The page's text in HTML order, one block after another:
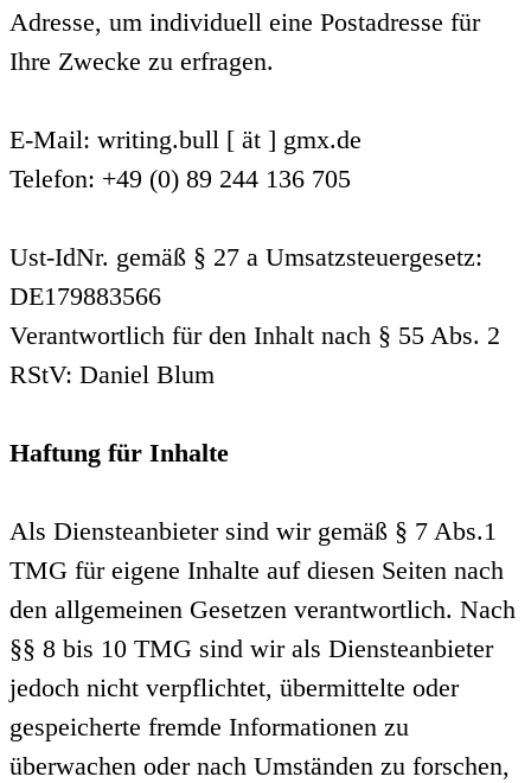
Adresse, um individuell eine Postadresse für
Ihre Zwecke zu erfragen.
E-Mail: writing.bull [ ät ] gmx.de
Telefon: +49 (0) 89 244 136 705
Ust-IdNr. gemäß § 27 a Umsatzsteuergesetz:
DE179883566
Verantwortlich für den Inhalt nach § 55 Abs. 2
RStV: Daniel Blum
Haftung für Inhalte
Als Diensteanbieter sind wir gemäß § 7 Abs.1
TMG für eigene Inhalte auf diesen Seiten nach
den allgemeinen Gesetzen verantwortlich. Nach
§§ 8 bis 10 TMG sind wir als Diensteanbieter
jedoch nicht verpflichtet, übermittelte oder
gespeicherte fremde Informationen zu
überwachen oder nach Umständen zu forschen,